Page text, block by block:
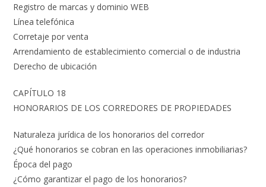
Registro de marcas y dominio WEB
Línea telefónica
Corretaje por venta
Arrendamiento de establecimiento comercial o de industria
Derecho de ubicación
CAPÍTULO 18
HONORARIOS DE LOS CORREDORES DE PROPIEDADES
Naturaleza jurídica de los honorarios del corredor
¿Qué honorarios se cobran en las operaciones inmobiliarias?
Época del pago
¿Cómo garantizar el pago de los honorarios?